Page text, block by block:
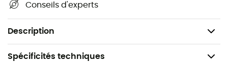
Conseils d'experts
Description
Volume : 5 L
Poids : 460 g
Spécificités techniques